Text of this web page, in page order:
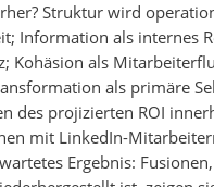
Struktur wird
Information als internes
Kohäsion als
als primäre
des projizierten ROI
mit LinkedIn-
Ergebnis: